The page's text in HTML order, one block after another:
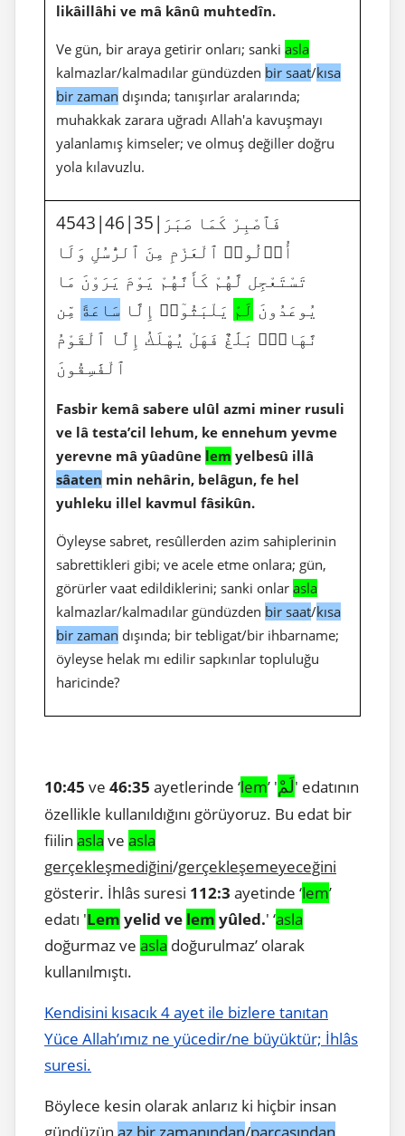
likâillâhi ve mâ kânû muhtedîn.
Ve gün, bir araya getirir onları; sanki asla
kalmazlar/kalmadılar gündüzden bir saat/kısa
bir zaman dışında; tanışırlar aralarında;
muhakkak zarara uğradı Allah'a kavuşmayı
yalanlamış kimseler; ve olmuş değiller doğru
yola kılavuzlu.
4543|46|35|فَٱصْبِرْ كَمَا صَبَرَ
أُو۟لُوا۟ ٱلْعَزْمِ مِنَ ٱلرُّسُلِ وَلَا
تَسْتَعْجِل لَّهُمْ كَأَنَّهُمْ يَوْمَ يَرَوْنَ مَا
يُوعَدُونَ لَمْ يَلْبَثُوٓا۟ إِلَّا سَاعَةً مِّن
نَّهَارٍۭ بَلَٰغٌ فَهَلْ يُهْلَكُ إِلَّا ٱلْقَوْمُ
ٱلْفَٰسِقُونَ
Fasbir kemâ sabere ulûl azmi miner rusuli
ve lâ testa’cil lehum, ke ennehum yevme
yerevne mâ yûadûne lem yelbesû illâ
sâaten min nehârin, belâgun, fe hel
yuhleku illel kavmul fâsikûn.
Öyleyse sabret, resûllerden azim sahiplerinin
sabrettikleri gibi; ve acele etme onlara; gün,
görürler vaat edildiklerini; sanki onlar asla
kalmazlar/kalmadılar gündüzden bir saat/kısa
bir zaman dışında; bir tebligat/bir ihbarname;
öyleyse helak mı edilir sapkınlar topluluğu
haricinde?
10:45 ve 46:35 ayetlerinde ‘lem’ 'لَمْ' edatının
özellikle kullanıldığını görüyoruz. Bu edat bir
fiilin asla ve asla
gerçekleşmediğini/gerçekleşemeyeceğini
gösterir. İhlâs suresi 112:3 ayetinde ‘lem’
edatı 'Lem yelid ve lem yûled.' ‘asla
doğurmaz ve asla doğurulmaz’ olarak
kullanılmıştı.
Kendisini kısacık 4 ayet ile bizlere tanıtan
Yüce Allah’ımız ne yücedir/ne büyüktür; İhlâs
suresi.
Böylece kesin olarak anlarız ki hiçbir insan
gündüzün az bir zamanından/parçasından